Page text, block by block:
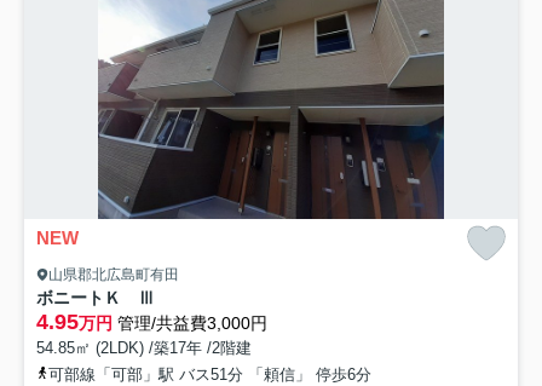
NEW
山県郡北広島町有田
ボニートＫ Ⅲ
4.95万円 管理/共益費3,000円
54.85㎡ (2LDK) /築17年 /2階建
可部線「可部」駅 バス51分 「頼信」 停歩6分